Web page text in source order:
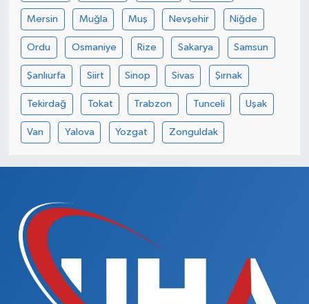
Mersin Muğla Muş Nevşehir Niğde
Ordu Osmaniye Rize Sakarya Samsun
Şanlıurfa Siirt Sinop Sivas Şırnak
Tekirdağ Tokat Trabzon Tunceli Uşak
Van Yalova Yozgat Zonguldak